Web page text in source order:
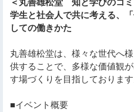
＜丸善雄松堂 知と学びのコミ
学生と社会人で共に考える、
しての働きかた
丸善雄松堂は、様々な世代へ
供することで、多様な価値観
す場づくりを目指しております
■イベント概要